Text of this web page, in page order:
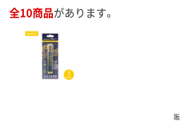
全10商品があります。